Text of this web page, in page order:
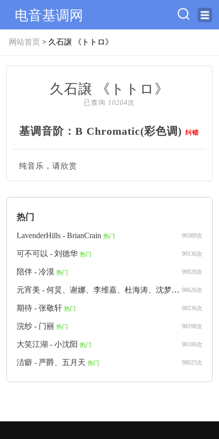
电音基调网
网站首页> 久石譲 《トトロ》
久石譲 《トトロ》
已查询 10204次
基调音阶：B Chromatic(彩色调) 纠错
纯音乐，请欣赏
热门
99389次
LavenderHills - BrianCrain 热门
99136次
可不可以 - 刘德华 热门
99028次
陪伴 - 冷漠 热门
98626次
元宵美 - 何炅、谢娜、李维嘉、杜海涛、沈梦辰、靳梦佳、李浩菲、马思超、刘承林、侯朋岩
98236次
期待 - 张敬轩 热门
98198次
浣纱 - 门丽 热门
98186次
大笑江湖 - 小沈阳 热门
98025次
洁癖 - 严爵、五月天 热门